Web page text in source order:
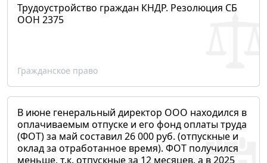
Трудоустройство граждан КНДР. Резолюция СБ
ООН 2375
Гражданское право
В июне генеральный директор ООО находился в
оплачиваемым отпуске и его фонд оплаты труда
(ФОТ) за май составил 26 000 руб. (отпускные и
оклад за отработанное время). ФОТ получился
меньше, т.к. отпускные за 12 месяцев, а в 2025